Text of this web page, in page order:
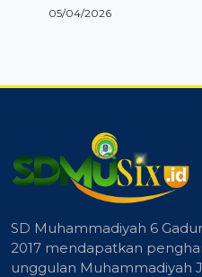
05/04/2026
SD Muhammadiyah 6
2017 mendapatkan
unggulan Muhammadiyah